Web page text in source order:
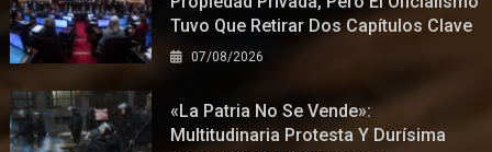
Tuvo Que Retirar Dos Capítulos Clave
07/08/2026
«La Patria No Se Vende»:
Multitudinaria Protesta Y Durísima